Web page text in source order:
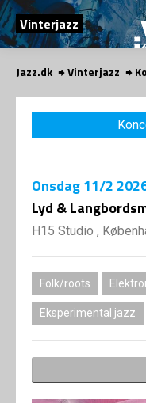
Vinterjazz
Jazz.dk Vinterjazz
Onsdag11/2
Lyd &
H15 Studio ,
Folk/roots
Eksperimental jazz